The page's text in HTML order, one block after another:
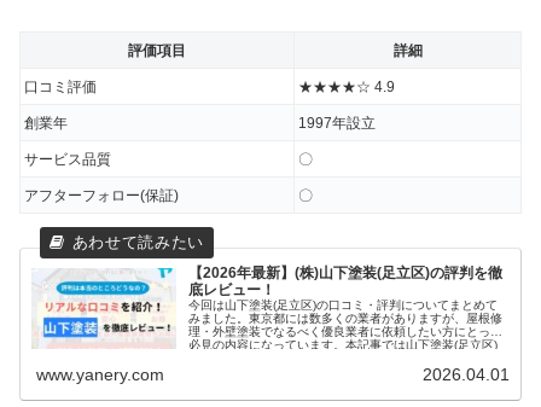
一級の塗装技能士の方がいらっしゃるという
ことでこちらにお願いしましたが、予想して
いたよりも素早く作業が進みあっという間に
壁や屋根がキレイに仕上がっていきました。
汚かったベランダもキレイになっていて感動
しました。
ポストも綺麗にしてくださってありがとうご
ざいました。
出典：Google口コミ
評価項目 詳細
口コミ評価 ★★★★☆ 4.9
創業年 1997年設立
サービス品質 〇
アフターフォロー(保証) 〇
【2026年最新】(株)山下塗装(足立区)の評判を徹
底レビュー！
今回は山下塗装(足立区)の口コミ・評判についてまとめて
みました。東京都には数多くの業者がありますが、屋根修
理・外壁塗装でなるべく優良業者に依頼したい方にとって
必見の内容になっています。本記事では山下塗装(足立区)
www.yanery.com 2026.04.01